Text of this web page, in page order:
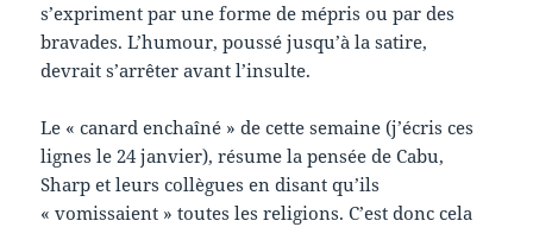
s’expriment par une forme de mépris ou par des
bravades. L’humour, poussé jusqu’à la satire,
devrait s’arrêter avant l’insulte.
Le « canard enchaîné » de cette semaine (j’écris ces
lignes le 24 janvier), résume la pensée de Cabu,
Sharp et leurs collègues en disant qu’ils
« vomissaient » toutes les religions. C’est donc cela